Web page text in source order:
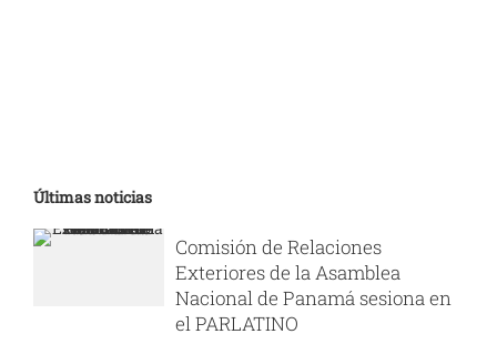
Últimas noticias
Comisión de Relaciones
Exteriores de la Asamblea
Nacional de Panamá sesiona en
el PARLATINO